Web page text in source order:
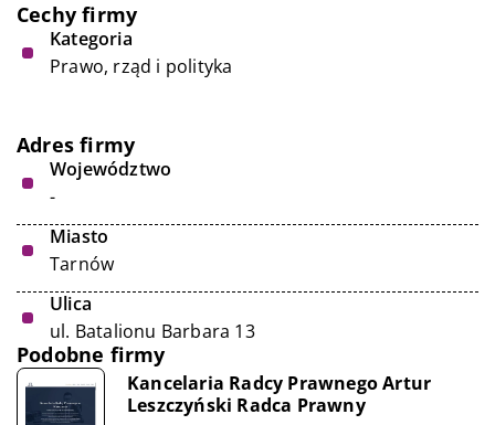
Cechy firmy
Kategoria
Prawo, rząd i polityka
Adres firmy
Województwo
-
Miasto
Tarnów
Ulica
ul. Batalionu Barbara 13
Podobne firmy
Kancelaria Radcy Prawnego Artur
Leszczyński Radca Prawny